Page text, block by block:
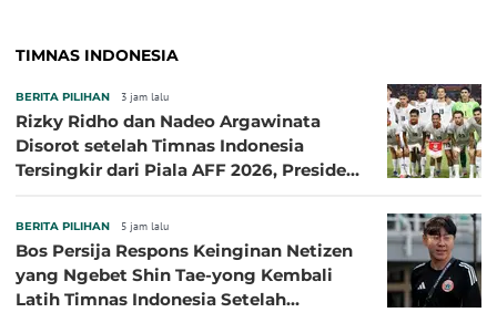
TIMNAS INDONESIA
BERITA PILIHAN 3 jam lalu
Rizky Ridho dan Nadeo Argawinata
Disorot setelah Timnas Indonesia
Tersingkir dari Piala AFF 2026, Presiden
BERITA PILIHAN 5 jam lalu
Bos Persija Respons Keinginan Netizen
yang Ngebet Shin Tae-yong Kembali
Latih Timnas Indonesia Setelah